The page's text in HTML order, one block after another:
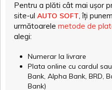
Pentru a plăti cât mai ușor
site-ul AUTO SOFT, îți
următoarele metode de
alegi:
Numerar la livrare
Plata online cu cardul
Bank, Alpha Bank, BRD,
Bank)